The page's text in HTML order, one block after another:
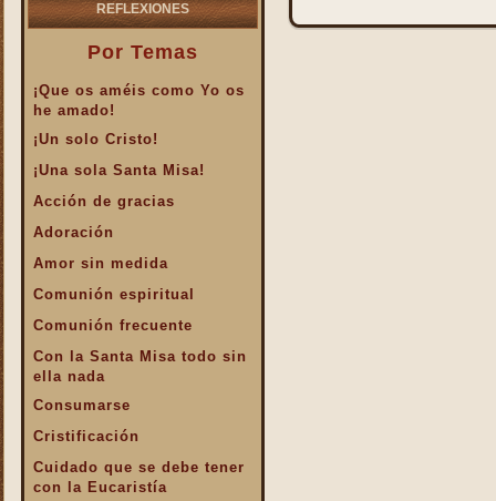
REFLEXIONES
Por Temas
¡Que os améis como Yo os
he amado!
¡Un solo Cristo!
¡Una sola Santa Misa!
Acción de gracias
Adoración
Amor sin medida
Comunión espiritual
Comunión frecuente
Con la Santa Misa todo sin
ella nada
Consumarse
Cristificación
Cuidado que se debe tener
con la Eucaristía